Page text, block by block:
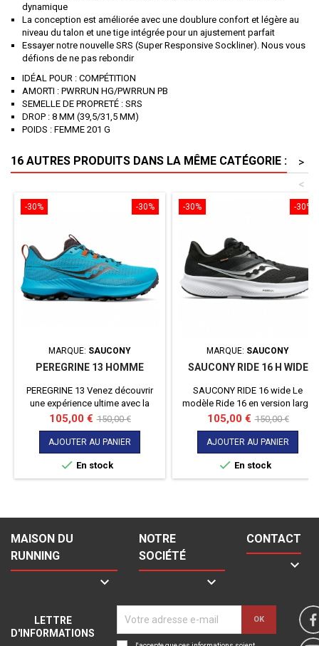
dynamique
La conception est améliorée avec une doublure confort et légère au
niveau du talon et une tige intégrée pour un ajustement parfait
Essayer notre nouvelle SRS (Super Responsive Sockliner). Nous vous
défions de ne pas rebondir
IDÉAL POUR : COMPÉTITION
AMORTI : PWRRUN HG/PWRRUN PB
SEMELLE DE PROPRETÉ : SRS
DROP : 8 MM (39,5/31,5 MM)
POIDS : FEMME 201 G
16 AUTRES PRODUITS DANS LA MÊME CATÉGORIE :
>
<
-30%
-30%
MARQUE: SAUCONY
PEREGRINE 13 HOMME
PEREGRINE 13 Venez découvrir
une expérience ultime avec la
nouvelle peregrine 13. Dotée de
la mousse POWER RUN et d'une
adhérence extrême, elle a tout ce
qu'il vous faut pour aller loin et
vite.
Prix
105,00 € Prix
de
base
150,00 €
AJOUTER AU PANIER
 En stock
-30%
-30%
MARQUE: SAUCONY
SAUCONY RIDE 16 H WIDE
SAUCONY RIDE 16 wide Le
modèle Ride 16 en version large
pour satisfaire tous les coureurs
aux pieds forts !
Prix
105,00 € Prix
de
base
150,00 €
AJOUTER AU PANIER
 En stock
MAISON DU
RUNNING

NOTRE
SOCIÉTÉ

CONTACT

LETTRE
D'INFORMATIONS